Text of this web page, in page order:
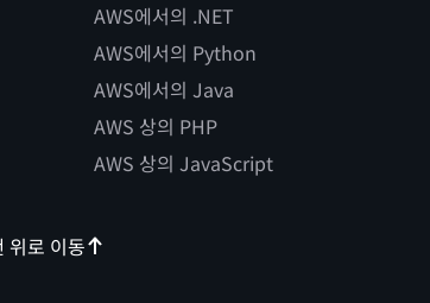
AWS에서의 .NET
AWS에서의 Python
AWS에서의 Java
AWS 상의 PHP
AWS 상의 JavaScript
위로 이동